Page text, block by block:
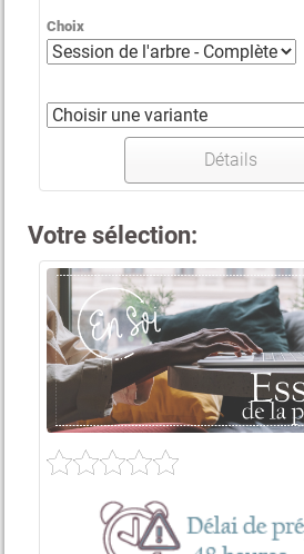
Choix
Détails
Votre sélection: